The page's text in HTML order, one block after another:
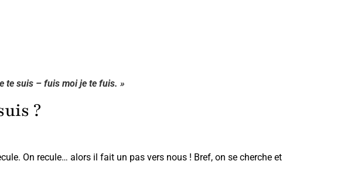
te suis – fuis moi je te fuis. »
?
On recule… alors il fait un pas vers nous ! Bref, on se cherche et